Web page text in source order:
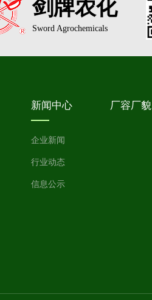
剑牌农化
Sword Agrochemicals
新闻中心
企业新闻
行业动态
信息公示
厂容厂貌